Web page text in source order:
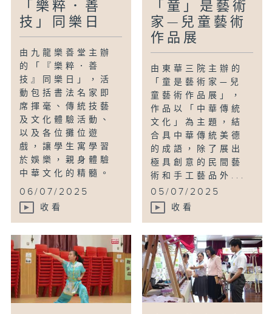
「樂粹．善
技」同樂日
由九龍樂善堂主辦
的「『樂粹．善
技』同樂日」，活
動包括書法名家即
席揮毫、傳統技藝
及文化體驗活動、
以及各位攤位遊
戲，讓學生寓學習
於娛樂，親身體驗
中華文化的精髓。
06/07/2025
收看
「童」是藝術
家—兒童藝術
作品展
由東華三院主辦的
「童是藝術家—兒
童藝術作品展」，
作品以「中華傳統
文化」為主題，結
合具中華傳統美德
的成語，除了展出
極具創意的民間藝
術和手工藝品外...
05/07/2025
收看